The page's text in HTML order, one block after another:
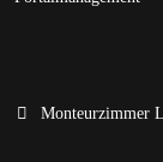
Monteurzimmer